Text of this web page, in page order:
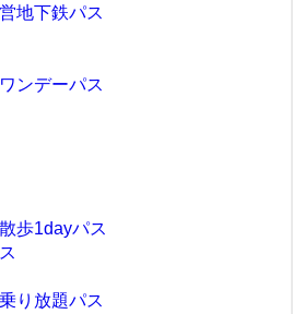
地下鉄パス
ンデーパス
歩1dayパス
り放題パス